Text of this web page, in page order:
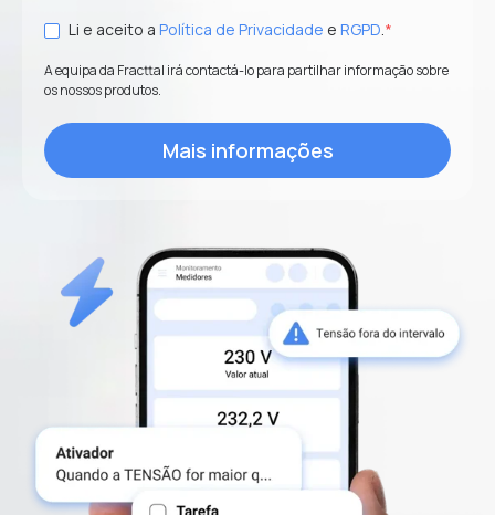
Li e aceito a Política de Privacidade e RGPD.*
A equipa da Fracttal irá contactá-lo para partilhar informação sobre
os nossos produtos.